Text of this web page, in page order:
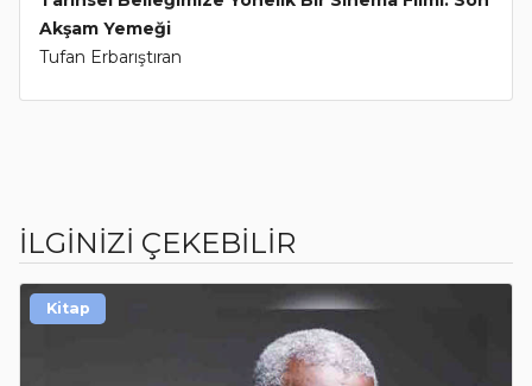
Akşam Yemeği
Tufan Erbarıştıran
İLGİNİZİ ÇEKEBİLİR
Kitap